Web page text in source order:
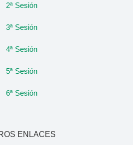
2ª Sesión
3ª Sesión
4ª Sesión
5ª Sesión
6ª Sesión
ENLACES